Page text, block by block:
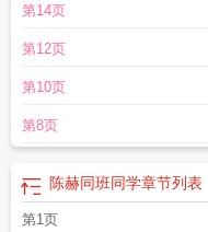
同学游戏安装教程
传染的几率有多大
张小斐和杨
学同班同学游戏纸巾盒 同班同
学的英语单词怎么写
同班同学
写周也关晓彤的同班同学同班
英语 李金铭陈赫同班同学同班
后怎么相处同班同学游戏同班
怎么说
第14页
第12页
第10页
第8页
陈赫同班同学章节列表
第1页